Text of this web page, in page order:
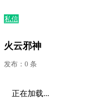
私信
火云邪神
发布：0 条
正在加载...